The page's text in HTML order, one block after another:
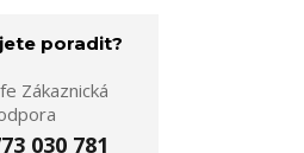
poradit?
Zákaznická
030 781